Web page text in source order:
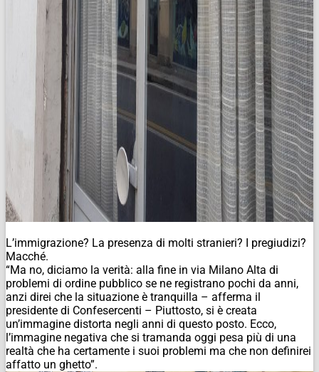
L’immigrazione? La presenza di molti stranieri? I pregiudizi?
Macché.
“Ma no, diciamo la verità: alla fine in via Milano Alta di
problemi di ordine pubblico se ne registrano pochi da anni,
anzi direi che la situazione è tranquilla – afferma il
presidente di Confesercenti – Piuttosto, si è creata
un’immagine distorta negli anni di questo posto. Ecco,
l’immagine negativa che si tramanda oggi pesa più di una
realtà che ha certamente i suoi problemi ma che non definirei
affatto un ghetto”.